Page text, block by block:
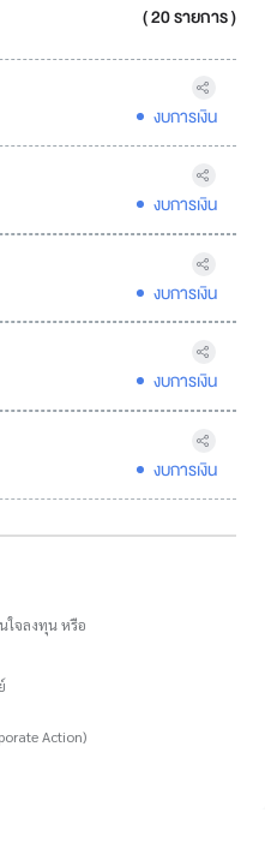
( 20 รายการ )
งบการเงิน
งบการเงิน
งบการเงิน
งบการเงิน
งบการเงิน
ใจลงทุน หรือ
Action)